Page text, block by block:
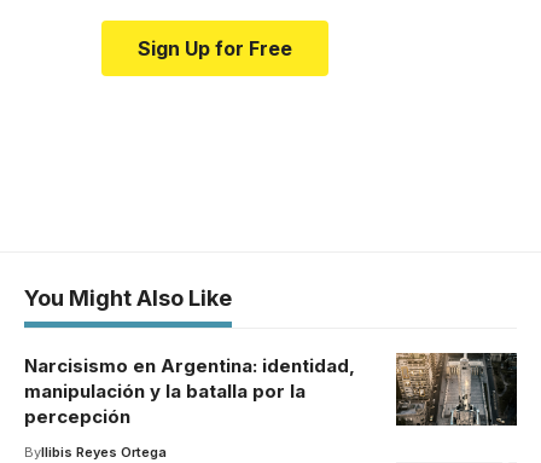
Sign Up for Free
You Might Also Like
Narcisismo en Argentina: identidad,
manipulación y la batalla por la
percepción
ByIlibis Reyes Ortega